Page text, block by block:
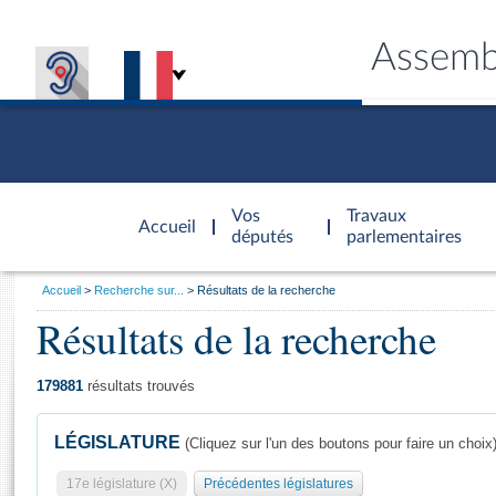
Accueil
d'accueil
Vos
députés
Travaux
parlementaires
Général
Vous
Accueil Recherche sur... Résultats de la recherche
Résultats de la recherche
179881 résultats trouvés
LÉGISLATURE (Cliquez sur l'un des boutons pour faire un choix)
17e législature (X) Précédentes législatures